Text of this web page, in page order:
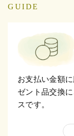
GUIDE
お支払い金額
ゼント品交換
スです。